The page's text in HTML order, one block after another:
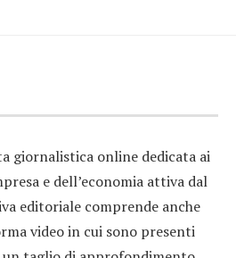
giornalistica online dedicata ai
e dell’economia attiva dal
editoriale comprende anche
video in cui sono presenti